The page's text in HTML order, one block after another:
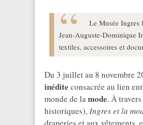
Le Musée Ingres
Jean-Auguste-Dominique
textiles, accessoires et
Du 3 juillet au 8 novembre
inédite consacrée au lien
monde de lamode. À travers
historiques),Ingres et la